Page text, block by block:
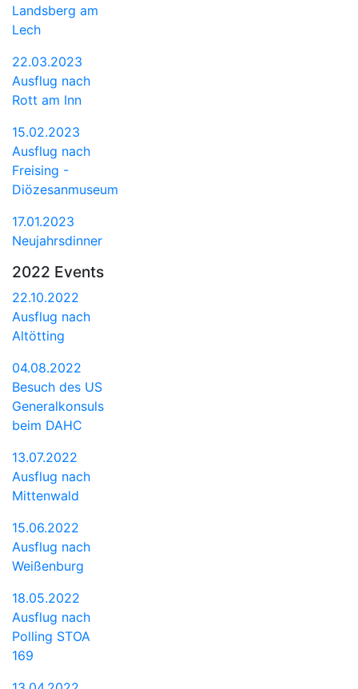
Landsberg am
Lech
22.03.2023
Ausflug nach
Rott am Inn
15.02.2023
Ausflug nach
Freising -
Diözesanmuseum
17.01.2023
Neujahrsdinner
2022 Events
22.10.2022
Ausflug nach
Altötting
04.08.2022
Besuch des US
Generalkonsuls
beim DAHC
13.07.2022
Ausflug nach
Mittenwald
15.06.2022
Ausflug nach
Weißenburg
18.05.2022
Ausflug nach
Polling STOA
169